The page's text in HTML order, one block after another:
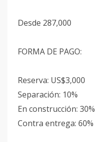
Desde 287,000
FORMA DE PAGO:
Reserva: US$3,000
Separación: 10%
En construcción: 30%
Contra entrega: 60%